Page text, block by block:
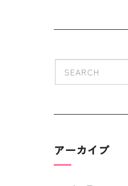
アーカイブ